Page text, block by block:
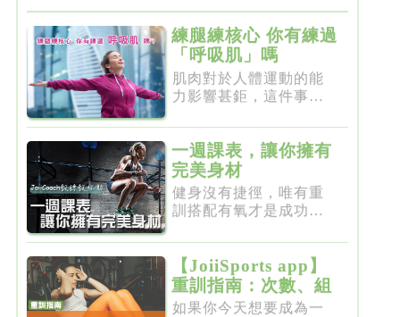
練腿練核心 你有練過
「呼吸肌」嗎
肌肉對於人體運動的能
力影響甚鉅，這件事一
一週課表，讓你擁有
完美身材
健身沒有捷徑，唯有重
訓搭配有氧才是成功的
【JoiiSports app】
重訓指南：次數、組
數、節奏、休息
如果你今天想要成為一